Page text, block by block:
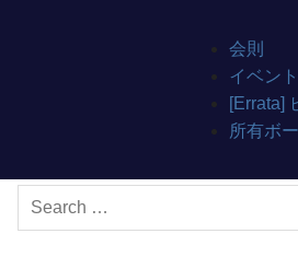
会則
イベン
[Errata]
所有ボ
Search